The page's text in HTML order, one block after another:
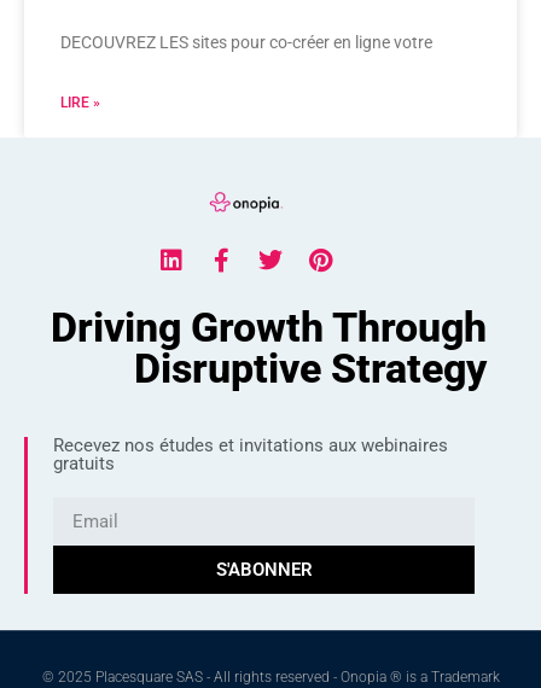
DECOUVREZ LES sites pour co-créer en ligne votre
LIRE »
Driving Growth Through
Disruptive Strategy
Recevez nos études et invitations aux webinaires
gratuits
S'ABONNER
© 2025 Placesquare SAS - All rights reserved - Onopia ® is a Trademark